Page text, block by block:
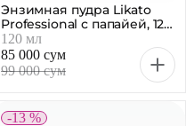
Энзимная пудра Likato
Professional с папайей, 120
мл
120 мл
85 000 сум
99 000 сум
-13 %